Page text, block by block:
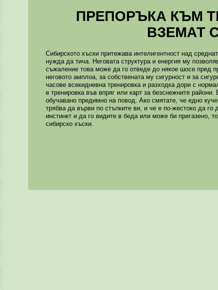
ПРЕПОРЪКА КЪМ
ВЗЕМАТ
Сибирското хъски притежава интелигентност над
нужда да тича. Неговата структура и енергия му
съжаление това може да го отведе до някое шосе пред
неговото амплоа, за собствената му сигурност и за
часове всекидневна тренировка и разходка дори с
е тренировка във впряг или карт за безснежните
обучавано предимно на повод. Ако смятате, че едно
трябва да върви по стъпките ви, и че е по-жестоко да го
инстинкт и да го видите в беда или може би прегазено,
сибирско хъски.